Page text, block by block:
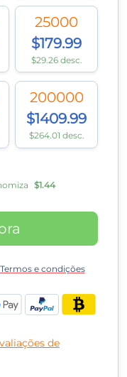
25000
$179.99
$29.26 desc.
200000
$1409.99
$264.01 desc.
$1.44
Termos e condições
de